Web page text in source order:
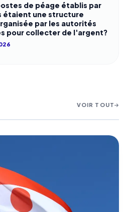
de péage établis par
étaient une structure
par les autorités
pour collecter de l'argent?
VOIR TOUT